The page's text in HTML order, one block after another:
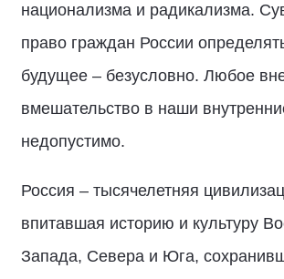
национализма и радикализма.
право граждан России
будущее – безусловно. Любое
вмешательство в наши
недопустимо.
Россия – тысячелетняя
впитавшая историю и культуру
Запада, Севера и Юга,